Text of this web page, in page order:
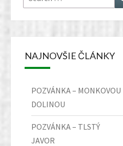
for:
NAJNOVŠIE ČLÁNKY
POZVÁNKA – MONKOVOU
DOLINOU
POZVÁNKA – TLSTÝ
JAVOR